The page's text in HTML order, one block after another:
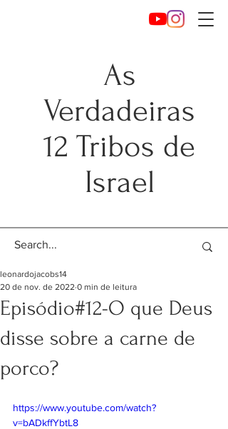
As
Verdadeiras
12 Tribos de
Israel
Episódio#12-O que Deus
disse sobre a carne de
porco?
leonardojacobs14
20 de nov. de 2022 0 min de leitura
https://www.youtube.com/watch?
v=bADkffYbtL8